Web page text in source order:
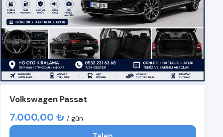
Volkswagen Passat
7.000,00 ₺ / gün